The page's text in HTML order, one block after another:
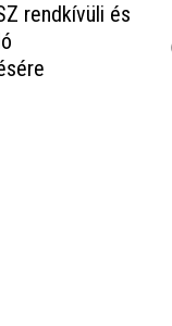
rendkívüli és